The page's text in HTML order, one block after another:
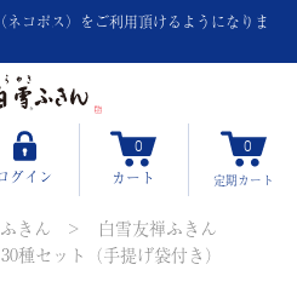
コポス）をご利用頂けるようになりま
グイン
0
カート
0
定期カート
ふきん
白雪友禅ふきん
種セット（手提げ袋付き）